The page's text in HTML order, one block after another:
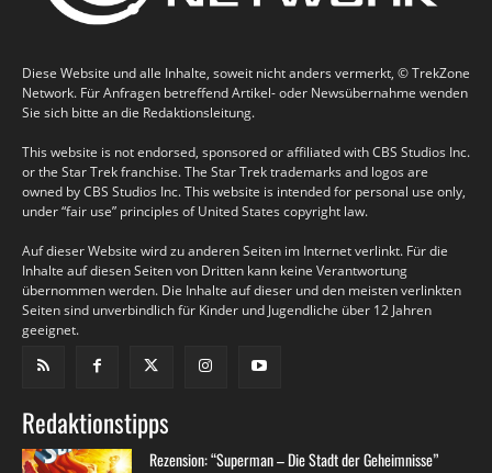
Diese Website und alle Inhalte, soweit nicht anders vermerkt, © TrekZone
Network. Für Anfragen betreffend Artikel- oder Newsübernahme wenden
Sie sich bitte an die Redaktionsleitung.
This website is not endorsed, sponsored or affiliated with CBS Studios Inc.
or the Star Trek franchise. The Star Trek trademarks and logos are
owned by CBS Studios Inc. This website is intended for personal use only,
under “fair use” principles of United States copyright law.
Auf dieser Website wird zu anderen Seiten im Internet verlinkt. Für die
Inhalte auf diesen Seiten von Dritten kann keine Verantwortung
übernommen werden. Die Inhalte auf dieser und den meisten verlinkten
Seiten sind unverbindlich für Kinder und Jugendliche über 12 Jahren
geeignet.
Redaktionstipps
Rezension: “Superman – Die Stadt der Geheimnisse”